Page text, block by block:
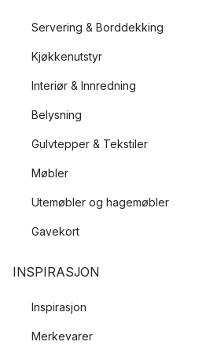
gjenvunnet aluminium.
Innovativt og funksjonelt design fra
fin stekeoverflate uten at råvarene
å bruke rett redskaper. Tre og silikon
belegget, og er derfor det beste valget.
Servering & Borddekking
Kjøkkenutstyr
Interiør & Innredning
Belysning
Gulvtepper & Tekstiler
Møbler
Utemøbler og hagemøbler
Gavekort
INSPIRASJON
Inspirasjon
Merkevarer